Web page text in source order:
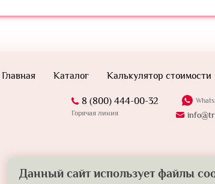
Главная Каталог Калькулятор стоимости
8 (800) 444-00-32
Горячая линия
Данный сайт использует файлы